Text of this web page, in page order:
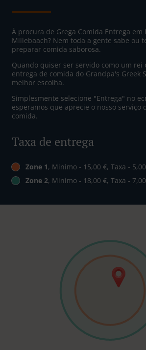
À procura de Grega Comida Entrega em
Millebaach? Nem toda a gente sabe ou
preparar comida saborosa.
Quando quiser ser servido como um rei
entrega de comida do Grandpa's Greek
melhor escolha.
Simplesmente selecione "Entrega" no
esperamos que aprecie o nosso serviço
comida.
Taxa de entrega
Zone 1, Minimo - 15,00 €, Taxa -
Zone 2, Minimo - 18,00 €, Taxa -